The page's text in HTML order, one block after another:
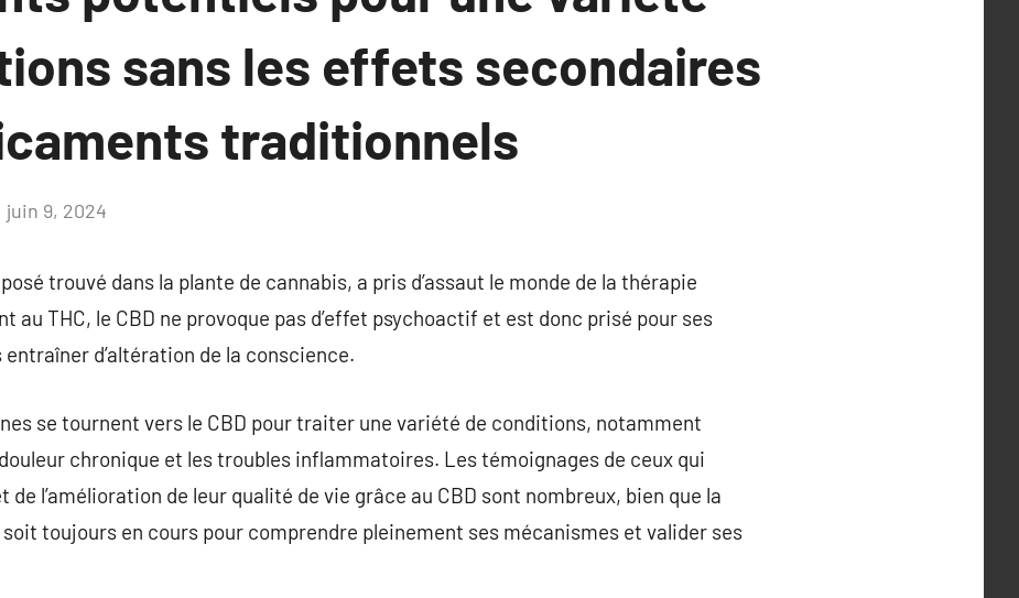
sans les effets secondaires
traditionnels
juin 9, 2024
trouvé dans la plante de cannabis, a pris d’assaut le monde de la thérapie
au THC, le CBD ne provoque pas d’effet psychoactif et est donc prisé pour ses
d’altération de la conscience.
se tournent vers le CBD pour traiter une variété de conditions, notamment
douleur chronique et les troubles inflammatoires. Les témoignages de ceux qui
l’amélioration de leur qualité de vie grâce au CBD sont nombreux, bien que la
toujours en cours pour comprendre pleinement ses mécanismes et valider ses